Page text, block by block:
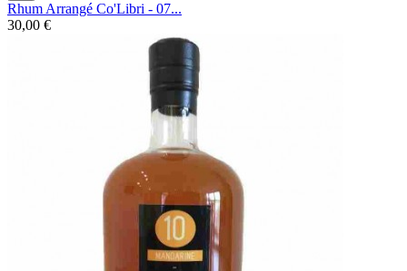
Rhum Arrangé Co'Libri - 07...
30,00 €